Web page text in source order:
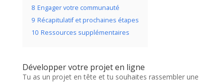
8 Engager votre communauté
9 Récapitulatif et prochaines étapes
10 Ressources supplémentaires
Développer votre projet en ligne
Tu as un projet en tête et tu souhaites rassembler une